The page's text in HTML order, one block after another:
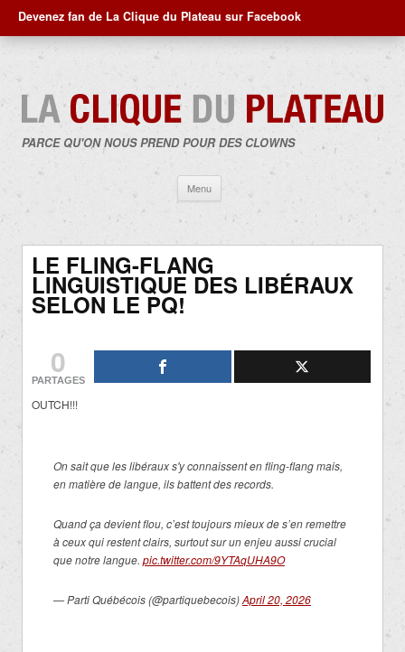
Devenez fan de La Clique du Plateau sur Facebook
PARCE QU'ON NOUS PREND POUR DES CLOWNS
Menu
contenu
LE FLING-FLANG
LINGUISTIQUE DES LIBÉRAUX
SELON LE PQ!
0
PARTAGES
OUTCH!!!
On sait que les libéraux s'y connaissent en fling-flang mais,
en matière de langue, ils battent des records.
Quand ça devient flou, c’est toujours mieux de s’en remettre
à ceux qui restent clairs, surtout sur un enjeu aussi crucial
que notre langue. pic.twitter.com/9YTAqUHA9O
— Parti Québécois (@partiquebecois)April 20, 2026